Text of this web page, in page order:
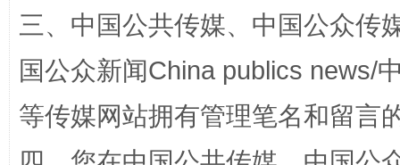
完善运行机制助力责任有效落实 一纸欠
三、中国公共传媒、中国公众传
国公众新闻China publics news/
等传媒网站拥有管理笔名和留言